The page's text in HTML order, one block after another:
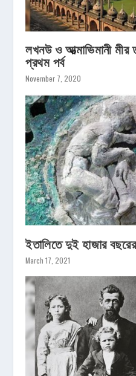
লখনউ ও আত্মাভিমানী মীর
প্রথম পর্ব
November 7, 2020
ইতালিতে দুই হাজার
March 17, 2021